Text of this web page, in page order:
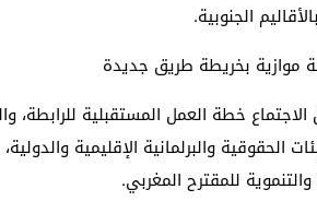
الجنوبية.
موازية بخريطة طريق جديدة
الاجتماع خطة العمل المستقبلية للرابطة،
الحقوقية والبرلمانية الإقليمية
والتنموية للمقترح المغربي.